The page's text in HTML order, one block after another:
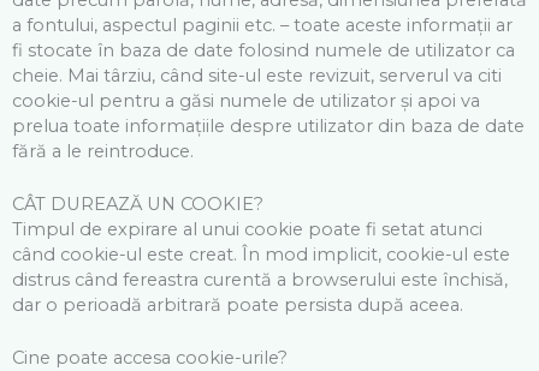
a fontului, aspectul paginii etc. – toate aceste informații ar
fi stocate în baza de date folosind numele de utilizator ca
cheie. Mai târziu, când site-ul este revizuit, serverul va citi
cookie-ul pentru a găsi numele de utilizator și apoi va
prelua toate informațiile despre utilizator din baza de date
fără a le reintroduce.
CÂT DUREAZĂ UN COOKIE?
Timpul de expirare al unui cookie poate fi setat atunci
când cookie-ul este creat. În mod implicit, cookie-ul este
distrus când fereastra curentă a browserului este închisă,
dar o perioadă arbitrară poate persista după aceea.
Cine poate accesa cookie-urile?